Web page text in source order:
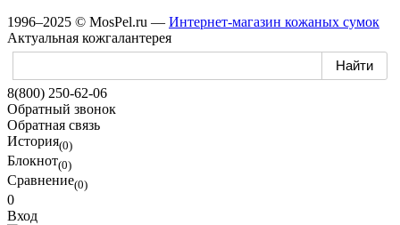
1996–2025 © MosPel.ru — Интернет-магазин кожаных сумок
Актуальная кожгалантерея
8(800) 250-62-06
Обратный звонок
Обратная связь
История(0)
Блокнот(0)
Сравнение(0)
0
Вход